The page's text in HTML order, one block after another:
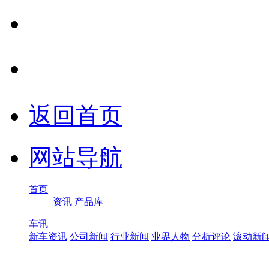
返回首页
网站导航
首页
资讯 产品库
车讯
新车资讯 公司新闻 行业新闻 业界人物 分析评论 滚动新